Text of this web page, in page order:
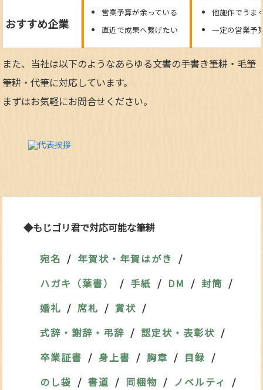
おすすめ企業
営業予算が余っている
直近で成果へ繋げたい
他施作でうま
一定の営業予
また、当社は以下のようなあらゆる文書の手書き筆耕・毛筆
筆耕・代筆に対応しています。
まずはお気軽にお問合せください。
◆もじゴリ君で対応可能な筆耕
宛名
年賀状・年賀はがき
ハガキ（葉書）
手紙 DM
封筒
婚礼
席札
賞状
式辞・謝辞・弔辞
認定状・表彰状
卒業証書
身上書 胸章
目録
のし袋
書道 同梱物
ノベルティ